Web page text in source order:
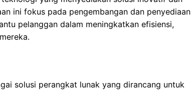
ini fokus pada pengembangan dan penyediaan
pelanggan dalam meningkatkan efisiensi,
solusi perangkat lunak yang dirancang untuk